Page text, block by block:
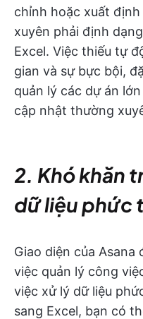
chỉnh hoặc xuất
xuyên phải định
Excel. Việc thiếu tự
gian và sự bực bội,
quản lý các dự án
cập nhật thường
2. Khó khăn
dữ liệu phức
Giao diện của
việc quản lý công
việc xử lý dữ liệu
sang Excel, bạn có